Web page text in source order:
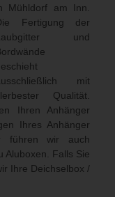
Mühldorf am Inn.
Fertigung der
und
mit
Qualität.
Ihren Anhänger
Ihres Anhänger
führen wir auch
Aluboxen . Falls Sie
Ihre Deichselbox /